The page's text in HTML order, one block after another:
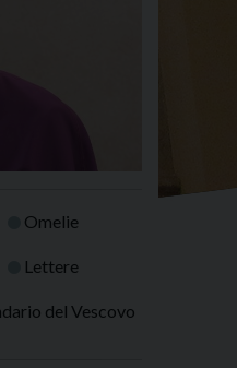
Omelie
Lettere
del Vescovo